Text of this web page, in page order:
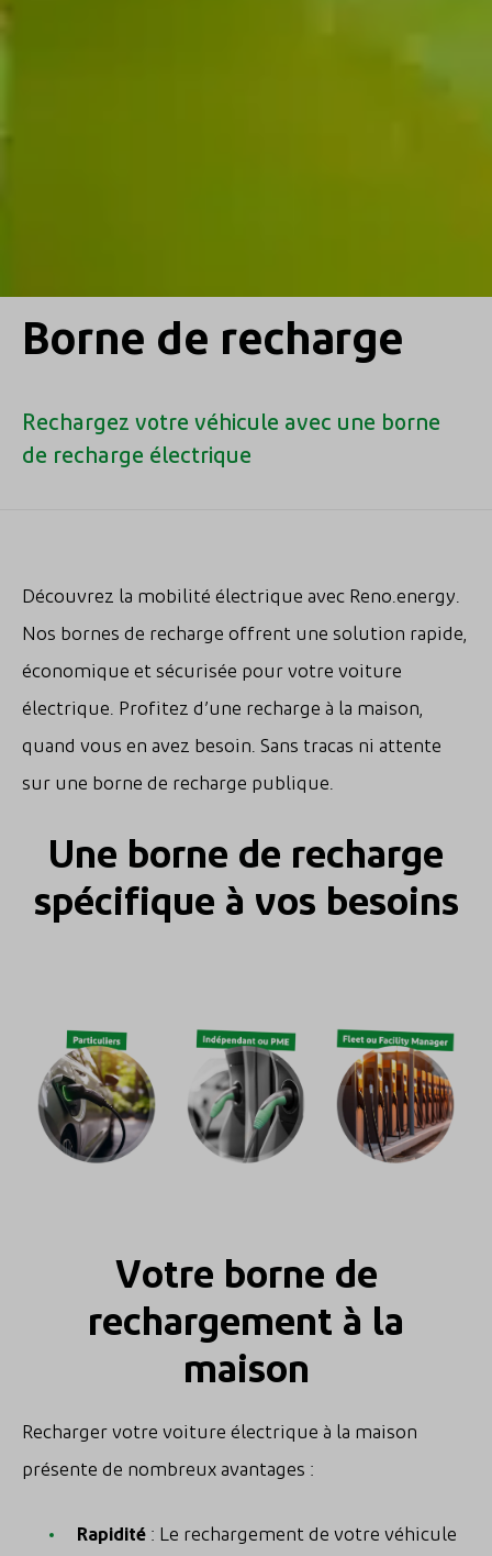
Borne de recharge
Rechargez votre véhicule avec une borne
de recharge électrique
Découvrez la mobilité électrique avec Reno.energy.
Nos bornes de recharge offrent une solution rapide,
économique et sécurisée pour votre voiture
électrique. Profitez d’une recharge à la maison,
quand vous en avez besoin. Sans tracas ni attente
sur une borne de recharge publique.
Une borne de recharge
spécifique à vos besoins
Votre borne de
rechargement à la
maison
Recharger votre voiture électrique à la maison
présente de nombreux avantages :
Rapidité : Le rechargement de votre véhicule